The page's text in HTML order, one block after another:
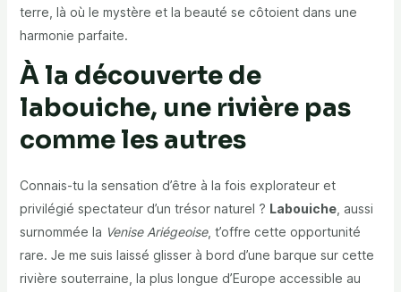
terre, là où le mystère et la beauté se côtoient dans une
harmonie parfaite.
À la découverte de
labouiche, une rivière pas
comme les autres
Connais-tu la sensation d’être à la fois explorateur et
privilégié spectateur d’un trésor naturel ? Labouiche, aussi
surnommée la Venise Ariégeoise, t’offre cette opportunité
rare. Je me suis laissé glisser à bord d’une barque sur cette
rivière souterraine, la plus longue d’Europe accessible au